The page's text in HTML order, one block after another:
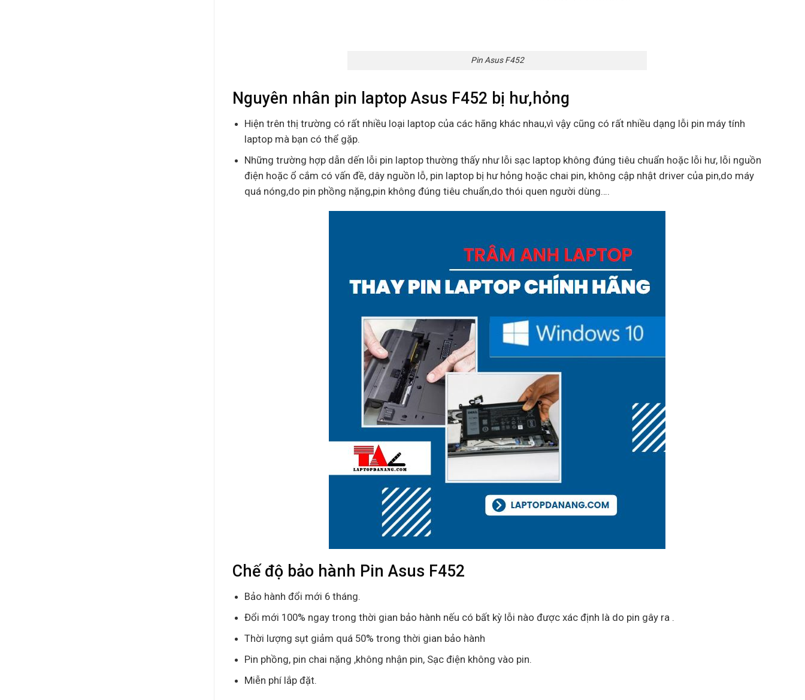
Pin Asus F452
Nguyên nhân pin laptop Asus F452 bị hư,hỏng
Hiện trên thị trường có rất nhiều loại laptop của các hãng khác nhau,vì vậy cũng có rất nhiều dạng lỗi pin máy tính
laptop mà bạn có thể gặp.
Những trường hợp dẫn dến lỗi pin laptop thường thấy như lỗi sạc laptop không đúng tiêu chuẩn hoặc lỗi hư, lỗi nguồn
điện hoặc ổ cắm có vấn đề, dây nguồn lỗ, pin laptop bị hư hỏng hoặc chai pin, không cập nhật driver của pin,do máy
quá nóng,do pin phồng nặng,pin không đúng tiêu chuẩn,do thói quen người dùng….
Chế độ bảo hành Pin Asus F452
Bảo hành đổi mới 6 tháng.
Đổi mới 100% ngay trong thời gian bảo hành nếu có bất kỳ lỗi nào được xác định là do pin gây ra .
Thời lượng sụt giảm quá 50% trong thời gian bảo hành
Pin phồng, pin chai nặng ,không nhận pin, Sạc điện không vào pin.
Miễn phí lắp đặt.